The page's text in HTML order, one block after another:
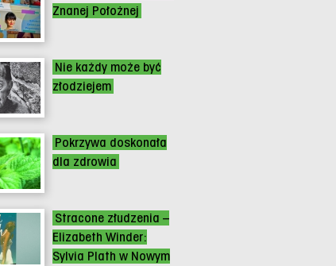
Znanej Położnej
Nie każdy może być
złodziejem
Pokrzywa doskonała
dla zdrowia
Stracone złudzenia –
Elizabeth Winder:
Sylvia Plath w Nowym